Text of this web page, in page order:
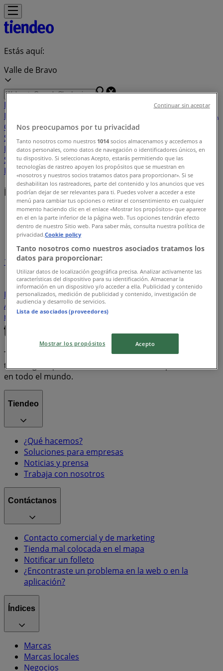
Estás aquí:
Valle de Bravo
Destacados
Departamentales
El Regreso A
Clases HogarFarmacias y
SaludElectrónicaFerreteríasSalud y
BellezaRestaurantesAutosBancos y
ServiciosDeporteLibrerías y PapeleríasOcioNiños
EntretenimientoÓpticas
Índice de ofertas en Valle de Bravo
Tiendeo en Valle de Bravo»
Índice de ofertas
1
Supermercados
Tiendas Departamentales
Farmacias y Salud
Bancos y Servicios
Ropa, Zapatos y
Accesorios
Electrónica Hogar
refrigeradores
lavadoras
Tiendeo forma parte de Shopfully, la empresa
tecnológica que está reinventando las compras locales
en todo el mundo.
Tiendeo
¿Qué hacemos?
Soluciones para empresas
Noticias y prensa
Trabaja con nosotros
Contáctanos
Contacto comercial y de marketing
Tienda mal colocada en el mapa
Notificar un folleto
¿Encontraste un problema en la web o en la
aplicación?
Índices
Marcas
Marcas locales
Negocios
Nos preocupamos por tu privacidad
Tanto nosotros como nuestros 1014 socios almacenamos y accedemos a
datos personales, como datos de navegación o identificadores únicos, en
tu dispositivo. Si seleccionas Acepto, estarás permitiendo que las
tecnologías de rastreo apoyen los propósitos que se muestran en
«nosotros y nuestros socios tratamos datos para proporcionar». Si se
deshabilitan los rastreadores, parte del contenido y los anuncios que ves
podrían dejar de ser relevantes para ti. Puedes volver a acceder a este
menú para cambiar tus opciones o retirar el consentimiento en cualquier
momento haciendo clic en el enlace «Mostrar los propósitos» que aparece
en el en la parte inferior de la página web. Tus opciones tendrán efecto
dentro de nuestro Sitio web. Para saber más, consulta nuestra política de
privacidad.Cookie policy
Tanto nosotros como nuestros asociados tratamos los
datos para proporcionar:
Utilizar datos de localización geográfica precisa. Analizar activamente las
características del dispositivo para su identificación. Almacenar la
información en un dispositivo y/o acceder a ella. Publicidad y contenido
personalizados, medición de publicidad y contenido, investigación de
audiencia y desarrollo de servicios.
Lista de asociados (proveedores)
Mostrar los propósitos Acepto
Continuar sin aceptar